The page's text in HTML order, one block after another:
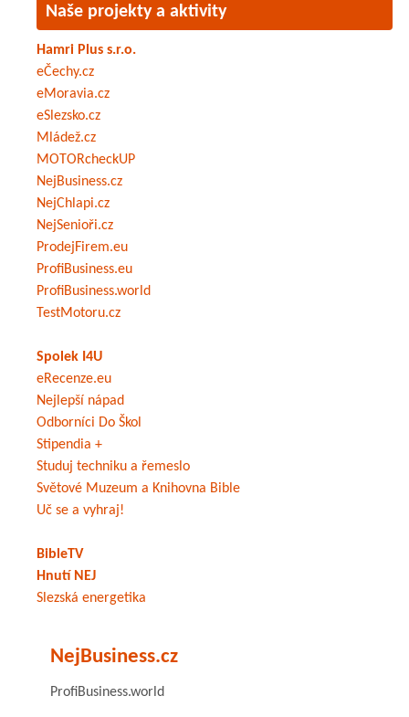
Naše projekty a aktivity
Hamri Plus s.r.o.
eČechy.cz
eMoravia.cz
eSlezsko.cz
Mládež.cz
MOTORcheckUP
NejBusiness.cz
NejChlapi.cz
NejSenioři.cz
ProdejFirem.eu
ProfiBusiness.eu
ProfiBusiness.world
TestMotoru.cz
Spolek I4U
eRecenze.eu
Nejlepší nápad
Odborníci Do Škol
Stipendia +
Studuj techniku a řemeslo
Světové Muzeum a Knihovna Bible
Uč se a vyhraj!
BibleTV
Hnutí NEJ
Slezská energetika
NejBusiness.cz
ProfiBusiness.world